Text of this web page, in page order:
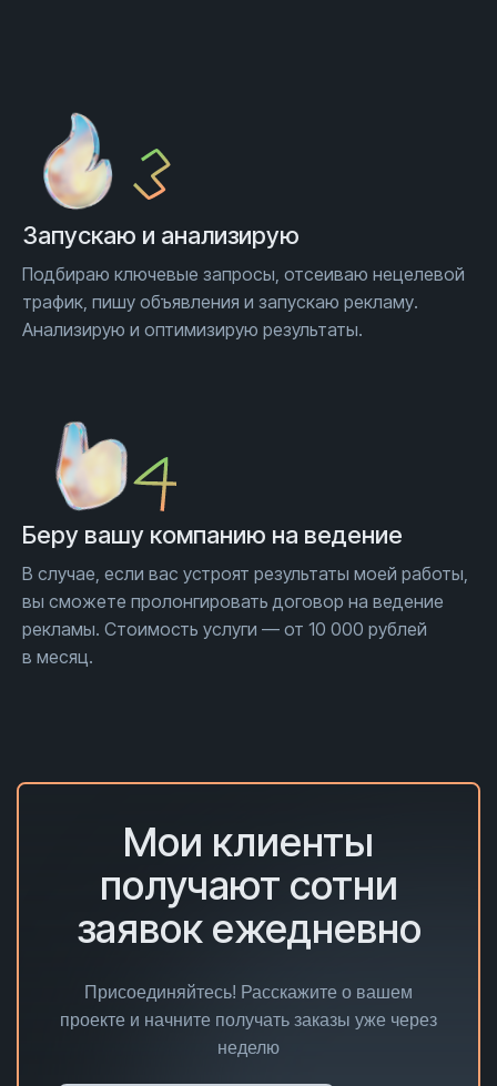
Запускаю и анализирую
Подбираю ключевые запросы, отсеиваю нецелевой
трафик, пишу объявления и запускаю рекламу.
Анализирую и оптимизирую результаты.
Беру вашу компанию на ведение
В случае, если вас устроят результаты моей работы,
вы сможете пролонгировать договор на ведение
рекламы. Стоимость услуги — от 10 000 рублей
в месяц.
Мои клиенты
получают сотни
заявок ежедневно
Присоединяйтесь! Расскажите о вашем
проекте и начните получать заказы уже через
неделю